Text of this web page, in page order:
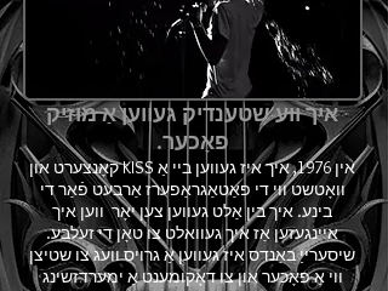
איך ווע שטענדיק געווען אַ מוזיק
פאָכער.
אין 1976, איך איז געווען ביי אַ KISS קאָנצערט און
וואָטשט ווי די פאַטאַגראַפערז אַרבעט פֿאַר די
בינע. איך בין אַלט געווען צען יאָר ווען איך
איינגעזען אַז איך געוואלט צו טאָן די זעלבע.
שיסערייַ באַנדס איז געווען אַ גרויס וועג צו שטיצן
ווי אַ פאָכער און צו דאָקומענט אַ ימערדזשינג